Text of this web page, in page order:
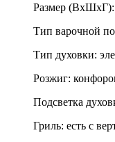
Размер
Тип варочной
Тип духовки:
Розжиг:
Подсветка
Гриль: есть с